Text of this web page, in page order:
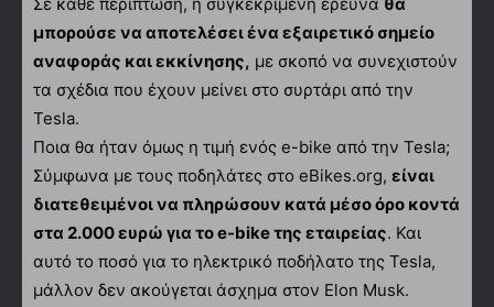
μπορούσε να αποτελέσει ένα εξαιρετικό σημείο
αναφοράς και εκκίνησης, με σκοπό να συνεχιστούν
τα σχέδια που έχουν μείνει στο συρτάρι από την
Tesla.
Ποια θα ήταν όμως η τιμή ενός e-bike από την Tesla;
Σύμφωνα με τους ποδηλάτες στο eBikes.org, είναι
διατεθειμένοι να πληρώσουν κατά μέσο όρο κοντά
στα 2.000 ευρώ για το e-bike της εταιρείας. Και
αυτό το ποσό για το ηλεκτρικό ποδήλατο της Tesla,
μάλλον δεν ακούγεται άσχημα στον Elon Musk.